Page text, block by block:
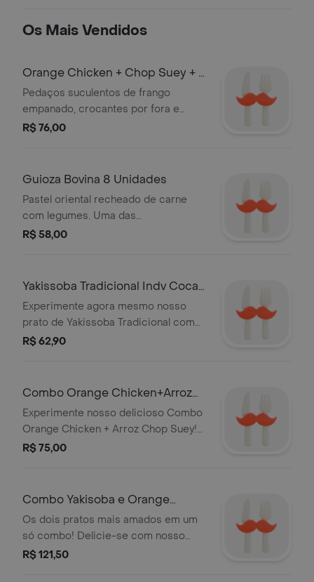
Os Mais Vendidos
Orange Chicken + Chop Suey + 2
Guioza
Pedaços suculentos de frango
empanado, crocantes por fora e
macios por dentro, cobertos com um
chopsuey (arroz, cenoura, ovo e
Combo perfeito, 2un de guioza
recheado de carne bovina e legumes.
Uma combinação perfeita de texturas
R$ 76,00
Guioza Bovina 8 Unidades
Pastel oriental recheado de carne
com legumes. Uma das
especialidades da casa.
R$ 58,00
Yakissoba Tradicional Indv Coca
Cola 350Ml Original
Experimente agora mesmo nosso
prato de Yakissoba Tradicional com
deliciosos legumes, carne e frango
R$ 62,90
Combo Orange Chicken+Arroz
Chopsuey com Coca-Cola
350ml Original
Experimente nosso delicioso Combo
Orange Chicken + Arroz Chop Suey!
Acompanhe com uma refrescante
R$ 75,00
Combo Yakisoba e Orange
Chicken
Os dois pratos mais amados em um
só combo! Delicie-se com nosso
Yakisoba individual (carne, frango,
R$ 121,50